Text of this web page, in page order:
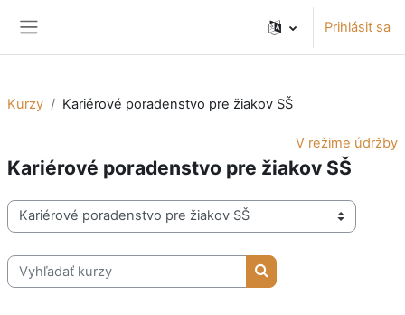
Prihlásiť sa
Kurzy Kariérové poradenstvo pre žiakov SŠ
V režime údržby
Kariérové poradenstvo pre žiakov SŠ
Kategórie kurzov
Vyhľadať kurzy
Vyhľadať kurzy